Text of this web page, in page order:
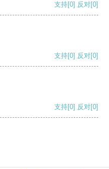
支持[0] 反对[0]
支持[0] 反对[0]
支持[0] 反对[0]